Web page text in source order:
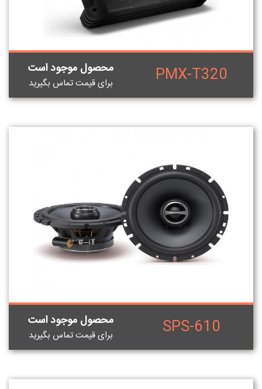
PMX-T320 محصول موجود است
برای قيمت تماس بگيريد
SPS-610 محصول موجود است
برای قيمت تماس بگيريد